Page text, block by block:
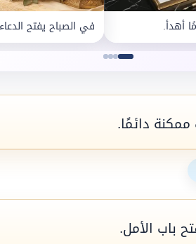
أهدأ. في الصباح يفتح
ممكنة دائمًا.
باب الأمل.